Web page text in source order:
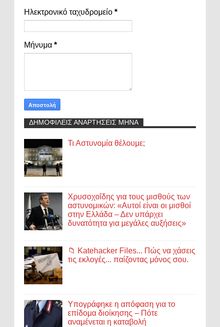
Ηλεκτρονικό ταχυδρομείο *
Μήνυμα *
ΔΗΜΟΦΙΛΕΙΣ ΑΝΑΡΤΗΣΕΙΣ ΜΗΝΑ
Τι Αστυνομία θέλουμε;
Χρυσοχοΐδης για τους μισθούς των
αστυνομικών: «Αυτοί είναι οι μισθοί
στην Ελλάδα – Δεν υπάρχει
δυνατότητα για μεγάλες αυξήσεις»
📁 Katehacker Files... Πώς να χάσεις
τις εκλογές... παίζοντας μόνος σου.
Υπογράφηκε η απόφαση για το
επίδομα διοίκησης – Πότε
αναμένεται η καταβολή